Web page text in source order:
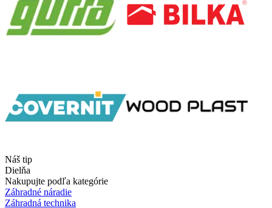
Náš tip
Dielňa
Nakupujte podľa kategórie
Záhradné náradie
Záhradná technika